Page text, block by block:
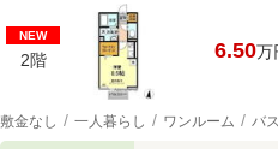
NEW
2階 6.50万
敷金なし 一人暮らし ワンルーム バ